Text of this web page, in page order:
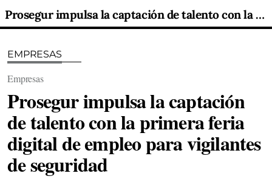
Prosegur impulsa la captación de talento con la primera feria digital de empleo para vigilantes de seguridad
EMPRESAS
Empresas
Prosegur impulsa la captación
de talento con la primera feria
digital de empleo para vigilantes
de seguridad